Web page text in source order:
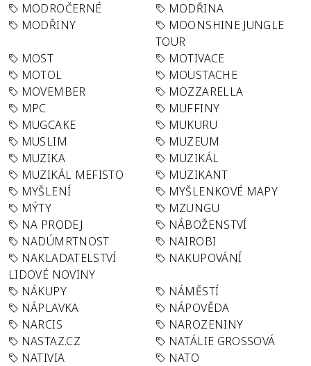
MODROČERNÉ
MODŘINA
MODŘINY
MOONSHINE JUNGLE
TOUR
MOST
MOTIVACE
MOTOL
MOUSTACHE
MOVEMBER
MOZZARELLA
MPC
MUFFINY
MUGCAKE
MUKURU
MUSLIM
MUZEUM
MUZIKA
MUZIKÁL
MUZIKÁL MEFISTO
MUZIKANT
MYŠLENÍ
MYŠLENKOVÉ MAPY
MÝTY
MZUNGU
NA PRODEJ
NÁBOŽENSTVÍ
NADÚMRTNOST
NAIROBI
NAKLADATELSTVÍ
LIDOVÉ NOVINY
NAKUPOVÁNÍ
NÁKUPY
NÁMĚSTÍ
NÁPLAVKA
NÁPOVĚDA
NARCIS
NAROZENINY
NASTAZ.CZ
NATÁLIE GROSSOVÁ
NATIVIA
NATO